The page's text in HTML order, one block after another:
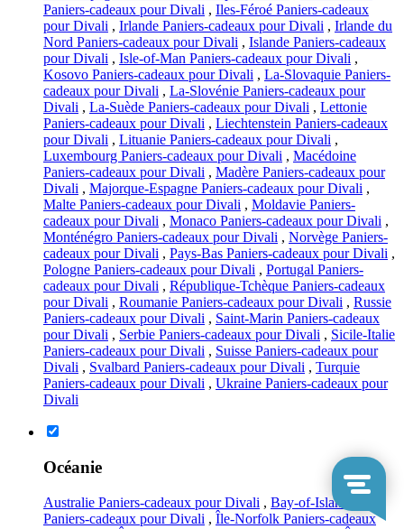
Paniers-cadeaux pour Divali , Iles-Féroé Paniers-cadeaux
pour Divali , Irlande Paniers-cadeaux pour Divali , Irlande du
Nord Paniers-cadeaux pour Divali , Islande Paniers-cadeaux
pour Divali , Isle-of-Man Paniers-cadeaux pour Divali ,
Kosovo Paniers-cadeaux pour Divali , La-Slovaquie Paniers-
cadeaux pour Divali , La-Slovénie Paniers-cadeaux pour
Divali , La-Suède Paniers-cadeaux pour Divali , Lettonie
Paniers-cadeaux pour Divali , Liechtenstein Paniers-cadeaux
pour Divali , Lituanie Paniers-cadeaux pour Divali ,
Luxembourg Paniers-cadeaux pour Divali , Macédoine
Paniers-cadeaux pour Divali , Madère Paniers-cadeaux pour
Divali , Majorque-Espagne Paniers-cadeaux pour Divali ,
Malte Paniers-cadeaux pour Divali , Moldavie Paniers-
cadeaux pour Divali , Monaco Paniers-cadeaux pour Divali ,
Monténégro Paniers-cadeaux pour Divali , Norvège Paniers-
cadeaux pour Divali , Pays-Bas Paniers-cadeaux pour Divali ,
Pologne Paniers-cadeaux pour Divali , Portugal Paniers-
cadeaux pour Divali , République-Tchèque Paniers-cadeaux
pour Divali , Roumanie Paniers-cadeaux pour Divali , Russie
Paniers-cadeaux pour Divali , Saint-Marin Paniers-cadeaux
pour Divali , Serbie Paniers-cadeaux pour Divali , Sicile-Italie
Paniers-cadeaux pour Divali , Suisse Paniers-cadeaux pour
Divali , Svalbard Paniers-cadeaux pour Divali , Turquie
Paniers-cadeaux pour Divali , Ukraine Paniers-cadeaux pour
Divali
Océanie
Australie Paniers-cadeaux pour Divali , Bay-of-Islands
Paniers-cadeaux pour Divali , Île-Norfolk Paniers-cadeaux